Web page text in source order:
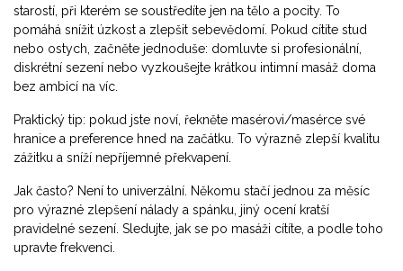
starostí, při kterém se soustředíte jen na tělo a pocity. To
pomáhá snížit úzkost a zlepšit sebevědomí. Pokud cítíte stud
nebo ostych, začněte jednoduše: domluvte si profesionální,
diskrétní sezení nebo vyzkoušejte krátkou intimní masáž doma
bez ambicí na víc.
Praktický tip: pokud jste noví, řekněte masérovi/masérce své
hranice a preference hned na začátku. To výrazně zlepší kvalitu
zážitku a sníží nepříjemné překvapení.
Jak často? Není to univerzální. Někomu stačí jednou za měsíc
pro výrazné zlepšení nálady a spánku, jiný ocení kratší
pravidelné sezení. Sledujte, jak se po masáži cítíte, a podle toho
upravte frekvenci.